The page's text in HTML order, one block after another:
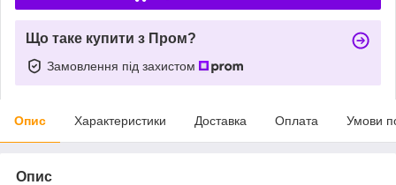
Що таке купити з Пром?
Замовлення під захистом
Опис Характеристики Доставка Оплата Умови
Опис